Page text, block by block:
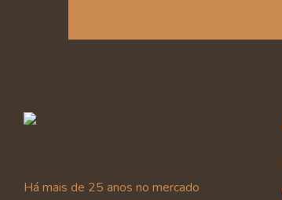
Há mais de 25 anos no mercado